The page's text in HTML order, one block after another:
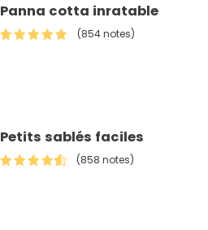
Panna cotta inratable
(854 notes)
Petits sablés faciles
(858 notes)